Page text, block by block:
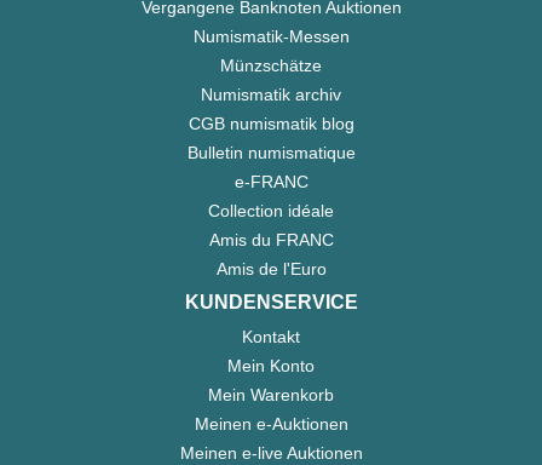
Vergangene Banknoten Auktionen
Numismatik-Messen
Münzschätze
Numismatik archiv
CGB numismatik blog
Bulletin numismatique
e-FRANC
Collection idéale
Amis du FRANC
Amis de l'Euro
KUNDENSERVICE
Kontakt
Mein Konto
Mein Warenkorb
Meinen e-Auktionen
Meinen e-live Auktionen